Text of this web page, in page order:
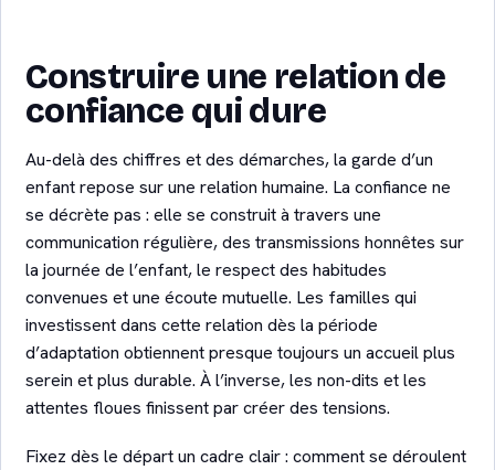
Construire une relation de
confiance qui dure
Au-delà des chiffres et des démarches, la garde d’un
enfant repose sur une relation humaine. La confiance ne
se décrète pas : elle se construit à travers une
communication régulière, des transmissions honnêtes sur
la journée de l’enfant, le respect des habitudes
convenues et une écoute mutuelle. Les familles qui
investissent dans cette relation dès la période
d’adaptation obtiennent presque toujours un accueil plus
serein et plus durable. À l’inverse, les non-dits et les
attentes floues finissent par créer des tensions.
Fixez dès le départ un cadre clair : comment se déroulent